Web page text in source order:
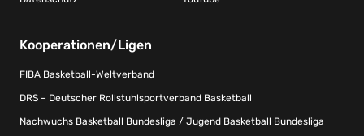
Kooperationen/Ligen
FIBA Basketball-Weltverband
DRS – Deutscher Rollstuhlsportverband Basketball
Nachwuchs Basketball Bundesliga / Jugend Basketball Bundesliga